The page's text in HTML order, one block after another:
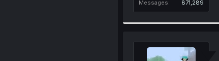
Messages
871,289